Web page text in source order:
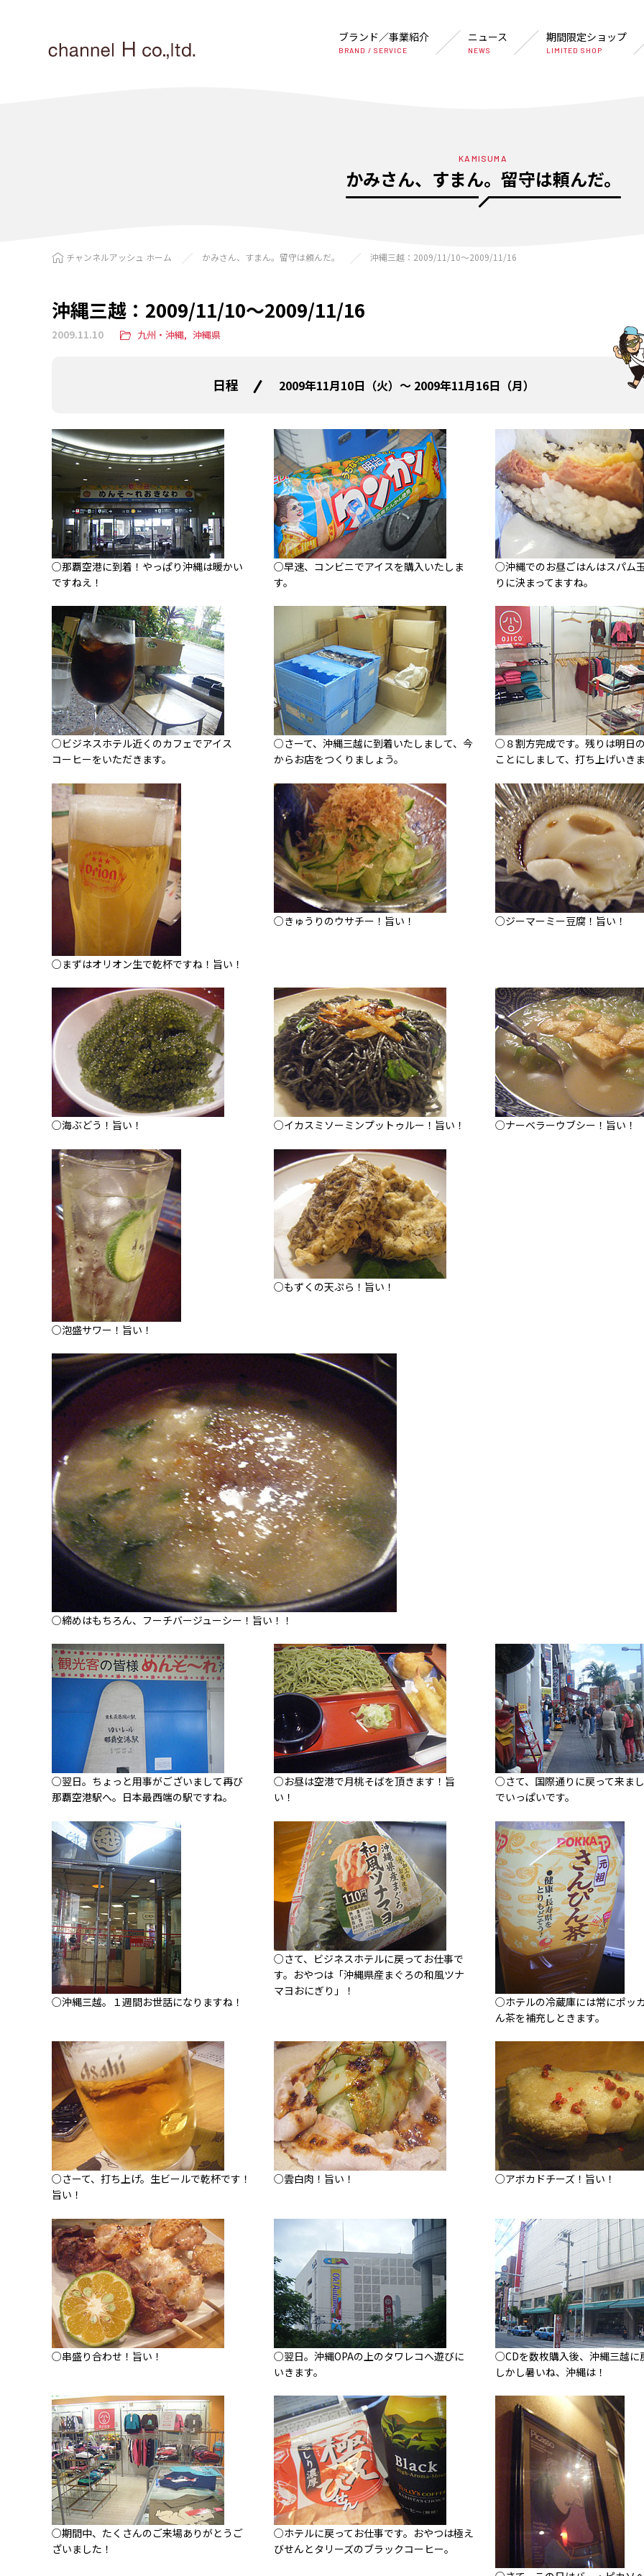
ブランド／事業紹介
BRAND / SERVICE
ニュース
NEWS
期間限定ショップ
LIMITED SHOP
KAMISUMA
かみさん、すまん。留守は頼んだ。
チャンネルアッシュ ホーム かみさん、すまん。留守は頼んだ。 沖縄三越：2009/11/10〜2009/11/16
沖縄三越：2009/11/10〜2009/11/16
2009.11.10 九州・沖縄 沖縄県
日程 2009年11月10日（火）～ 2009年11月16日（月）
○那覇空港に到着！やっぱり沖縄は暖かい
ですねえ！
○早速、コンビニでアイスを購入いたしま
す。
○沖縄でのお昼ごはんはスパム
りに決まってますね。
○ビジネスホテル近くのカフェでアイス
コーヒーをいただきます。
○さーて、沖縄三越に到着いたしまして、今
からお店をつくりましょう。
○８割方完成です。残りは明日
ことにしまして、打ち上げいき
○まずはオリオン生で乾杯ですね！旨い！
○きゅうりのウサチー！旨い！ ○ジーマーミー豆腐！旨い！
○海ぶどう！旨い！ ○イカスミソーミンプットゥルー！旨い！ ○ナーベラーウブシー！旨い！
○泡盛サワー！旨い！
○もずくの天ぷら！旨い！
○締めはもちろん、フーチバージューシー！旨い！！
○翌日。ちょっと用事がございまして再び
那覇空港駅へ。日本最西端の駅ですね。
○お昼は空港で月桃そばを頂きます！旨
い！
○さて、国際通りに戻って来ま
でいっぱいです。
○沖縄三越。１週間お世話になりますね！
○さて、ビジネスホテルに戻ってお仕事で
す。おやつは「沖縄県産まぐろの和風ツナ
マヨおにぎり」！
○ホテルの冷蔵庫には常にポッ
ん茶を補充しときます。
○さーて、打ち上げ。生ビールで乾杯です！
旨い！
○雲白肉！旨い！ ○アボカドチーズ！旨い！
○串盛り合わせ！旨い！
○翌日。沖縄OPAの上のタワレコへ遊びに
いきます。
○CDを数枚購入後、沖縄三越に
しかし暑いね、沖縄は！
○期間中、たくさんのご来場ありがとうご
ざいました！
○ホテルに戻ってお仕事です。おやつは極え
びせんとタリーズのブラックコーヒー。